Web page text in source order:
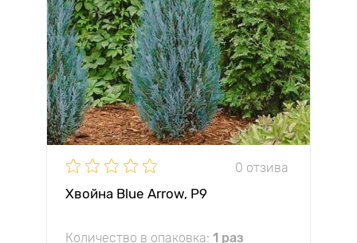
0 отзива
Хвойна Blue Arrow, Р9
Количество в опаковка: 1 раз